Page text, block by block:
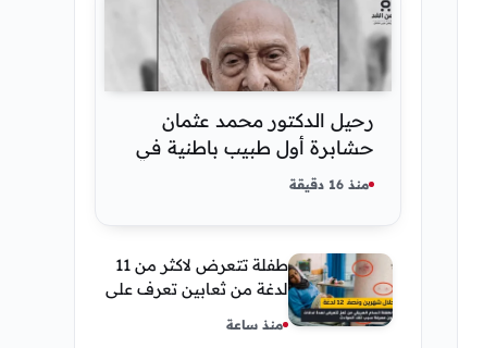
رحيل الدكتور محمد عثمان
حشابرة أول طبيب باطنية في
الحديدة
منذ 16 دقيقة
طفلة تتعرض لاكثر من 11
لدغة من ثعابين تعرف على
العريقي
منذ ساعة